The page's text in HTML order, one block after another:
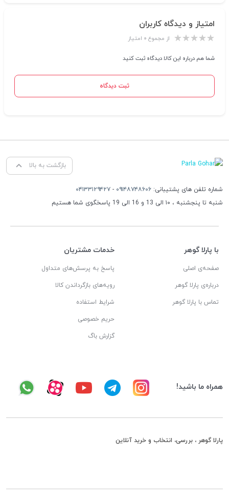
امتیاز و دیدگاه کاربران
از مجموع ۰ امتیاز
شما هم درباره این کالا دیدگاه ثبت کنید
ثبت دیدگاه
بازگشت به بالا
شماره تلفن های پشتیبانی: ۰۹۱۴۸۷۴۸۶۰۶ - ۰۴۱۳۳۱۲۹۴۲۷
شنبه تا پنجشنبه ، ۱۰ الی 13 و 16 الی 19 پاسخگوی شما هستیم
با پارلا گوهر
صفحه‌ی اصلی
درباره‌ی پارلا گوهر
تماس با پارلا گوهر
خدمات مشتریان
پاسخ به پرسش‌های متداول
رویه‌های بازگرداندن کالا
شرایط استفاده
حریم خصوصی
گزارش باگ
همراه ما باشید!
پارلا گوهر ، بررسی، انتخاب و خرید آنلاین